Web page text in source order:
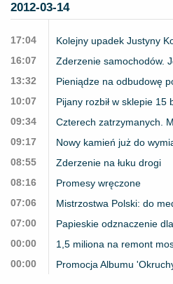
2012-03-14
17:04
Kolejny upadek Justyny
16:07
Zderzenie samochodów.
13:32
Pieniądze na odbudowę
10:07
Pijany rozbił w sklepie 15
09:34
Czterech zatrzymanych.
09:17
Nowy kamień już do
08:55
Zderzenie na łuku drogi
08:16
Promesy wręczone
07:06
Mistrzostwa Polski: do
07:00
Papieskie odznaczenie
00:00
1,5 miliona na remont
00:00
Promocja Albumu